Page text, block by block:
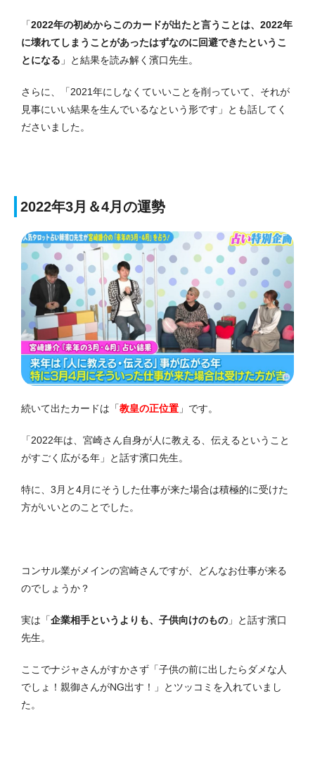
「2022年の初めからこのカードが出たと言うことは、2022年
に壊れてしまうことがあったはずなのに回避できたというこ
とになる 」と結果を読み解く濱口先生。
さらに、「2021年にしなくていいことを削っていて、それが
見事にいい結果を生んでいるなという形です」とも話してく
ださいました。
2022年3月＆4月の運勢
続いて出たカードは「教皇の正位置 」です。
「2022年は、宮崎さん自身が人に教える、伝えるということ
がすごく広がる年」と話す濱口先生。
特に、3月と4月にそうした仕事が来た場合は積極的に受けた
方がいいとのことでした。
コンサル業がメインの宮崎さんですが、どんなお仕事が来る
のでしょうか？
実は「企業相手というよりも、子供向けのもの 」と話す濱口
先生。
ここでナジャさんがすかさず「子供の前に出したらダメな人
でしょ！親御さんがNG出す！」とツッコミを入れていまし
た。